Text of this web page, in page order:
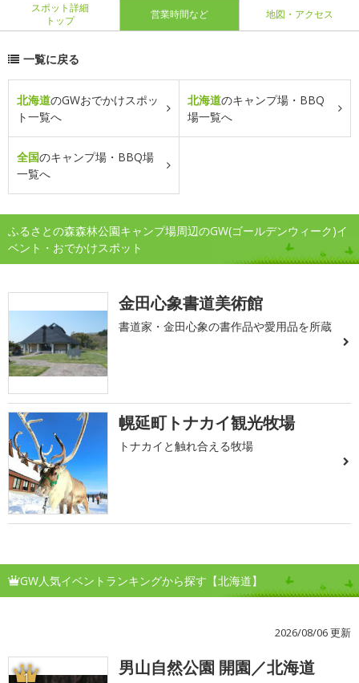
スポット詳細
トップ
営業時間など 地図・アクセス
一覧に戻る
北海道のGWおでかけスポッ
ト一覧へ
北海道のキャンプ場・BBQ
場一覧へ
全国のキャンプ場・BBQ場
一覧へ
ふるさとの森森林公園キャンプ場周辺のGW(ゴールデンウィーク)イ
ベント・おでかけスポット
金田心象書道美術館
書道家・金田心象の書作品や愛用品を所蔵
幌延町トナカイ観光牧場
トナカイと触れ合える牧場
GW人気イベントランキングから探す【北海道】
2026/08/06 更新
1 男山自然公園 開園／北海道